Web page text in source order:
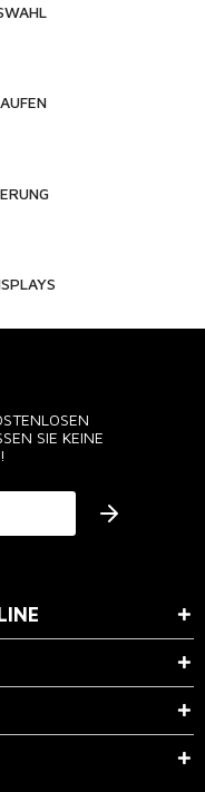
SIE KEINE